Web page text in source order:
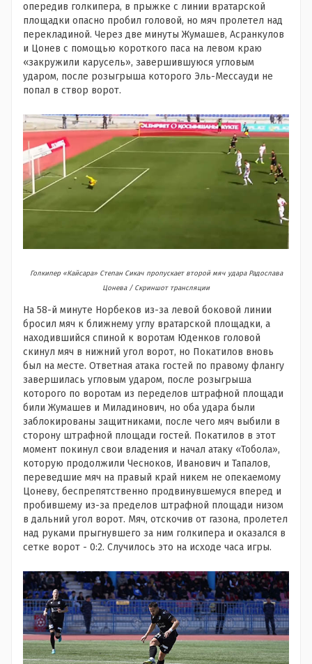
опередив голкипера, в прыжке с линии вратарской
площадки опасно пробил головой, но мяч пролетел над
перекладиной. Через две минуты Жумашев, Асранкулов
и Цонев с помощью короткого паса на левом краю
«закружили карусель», завершившуюся угловым
ударом, после розыгрыша которого Эль-Мессауди не
попал в створ ворот.
Голкипер «Кайсара» Степан Сикач пропускает второй мяч удара Радослава
Цонева / Скриншот трансляции
На 58-й минуте Норбеков из-за левой боковой линии
бросил мяч к ближнему углу вратарской площадки, а
находившийся спиной к воротам Юденков головой
скинул мяч в нижний угол ворот, но Покатилов вновь
был на месте. Ответная атака гостей по правому флангу
завершилась угловым ударом, после розыгрыша
которого по воротам из переделов штрафной площади
били Жумашев и Миладинович, но оба удара были
заблокированы защитниками, после чего мяч выбили в
сторону штрафной площади гостей. Покатилов в этот
момент покинул свои владения и начал атаку «Тобола»,
которую продолжили Чесноков, Иванович и Тапалов,
переведшие мяч на правый край никем не опекаемому
Цоневу, беспрепятственно продвинувшемуся вперед и
пробившему из-за пределов штрафной площади низом
в дальний угол ворот. Мяч, отскочив от газона, пролетел
над руками прыгнувшего за ним голкипера и оказался в
сетке ворот - 0:2. Случилось это на исходе часа игры.